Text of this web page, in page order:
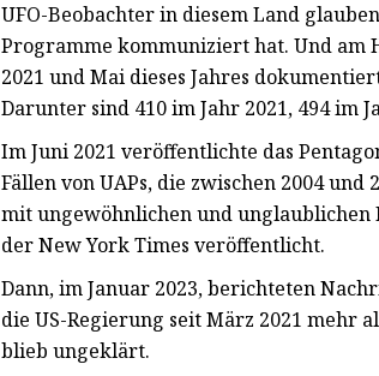
UFO-Beobachter in diesem Land
Programme kommuniziert hat. Und am
2021 und Mai dieses Jahres
Darunter sind 410 im Jahr 2021, 494 im
Im Juni 2021 veröffentlichte das
Fällen von UAPs, die zwischen 2004
mit ungewöhnlichen und
der New York Times veröffentlicht.
Dann, im Januar 2023, berichteten
die US-Regierung seit März 2021 mehr
blieb ungeklärt.